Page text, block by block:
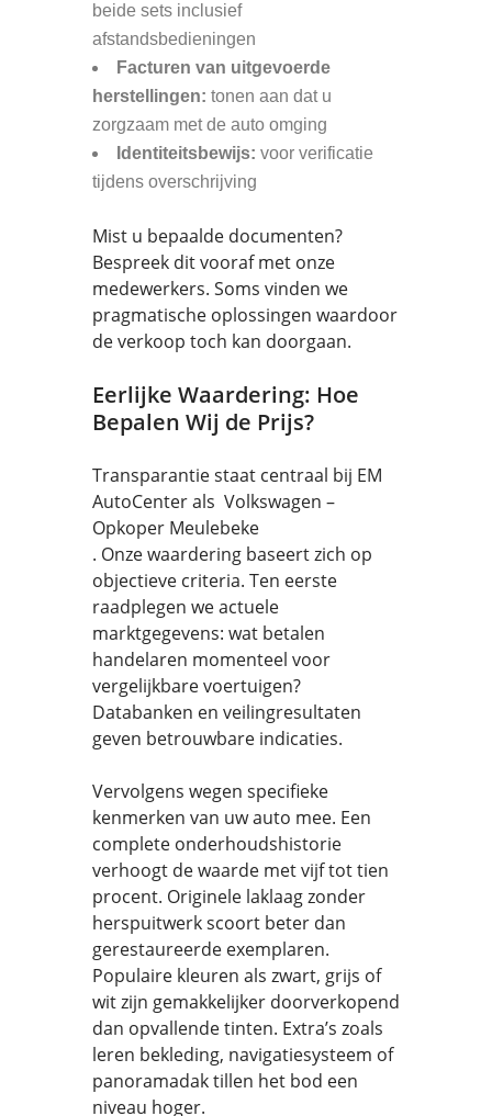
beide sets inclusief
afstandsbedieningen
Facturen van uitgevoerde
herstellingen: tonen aan dat u
zorgzaam met de auto omging
Identiteitsbewijs: voor verificatie
tijdens overschrijving
Mist u bepaalde documenten?
Bespreek dit vooraf met onze
medewerkers. Soms vinden we
pragmatische oplossingen waardoor
de verkoop toch kan doorgaan.
Eerlijke Waardering: Hoe
Bepalen Wij de Prijs?
Transparantie staat centraal bij EM
AutoCenter als Volkswagen –
Opkoper Meulebeke
. Onze waardering baseert zich op
objectieve criteria. Ten eerste
raadplegen we actuele
marktgegevens: wat betalen
handelaren momenteel voor
vergelijkbare voertuigen?
Databanken en veilingresultaten
geven betrouwbare indicaties.
Vervolgens wegen specifieke
kenmerken van uw auto mee. Een
complete onderhoudshistorie
verhoogt de waarde met vijf tot tien
procent. Originele laklaag zonder
herspuitwerk scoort beter dan
gerestaureerde exemplaren.
Populaire kleuren als zwart, grijs of
wit zijn gemakkelijker doorverkopend
dan opvallende tinten. Extra’s zoals
leren bekleding, navigatiesysteem of
panoramadak tillen het bod een
niveau hoger.